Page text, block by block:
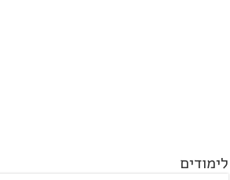
לימודים